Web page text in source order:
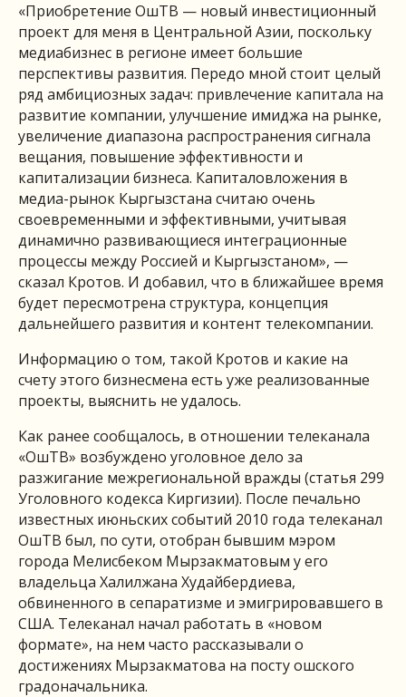
«Приобретение ОшТВ — новый инвестиционный
проект для меня в Центральной Азии, поскольку
медиабизнес в регионе имеет большие
перспективы развития. Передо мной стоит целый
ряд амбициозных задач: привлечение капитала на
развитие компании, улучшение имиджа на рынке,
увеличение диапазона распространения сигнала
вещания, повышение эффективности и
капитализации бизнеса. Капиталовложения в
медиа-рынок Кыргызстана считаю очень
своевременными и эффективными, учитывая
динамично развивающиеся интеграционные
процессы между Россией и Кыргызстаном», —
сказал Кротов. И добавил, что в ближайшее время
будет пересмотрена структура, концепция
дальнейшего развития и контент телекомпании.
Информацию о том, такой Кротов и какие на
счету этого бизнесмена есть уже реализованные
проекты, выяснить не удалось.
Как ранее сообщалось, в отношении телеканала
«ОшТВ» возбуждено уголовное дело за
разжигание межрегиональной вражды (статья 299
Уголовного кодекса Киргизии). После печально
известных июньских событий 2010 года телеканал
ОшТВ был, по сути, отобран бывшим мэром
города Мелисбеком Мырзакматовым у его
владельца Халилжана Худайбердиева,
обвиненного в cепаратизме и эмигрировавшего в
США. Телеканал начал работать в «новом
формате», на нем часто рассказывали о
достижениях Мырзакматова на посту ошского
градоначальника.